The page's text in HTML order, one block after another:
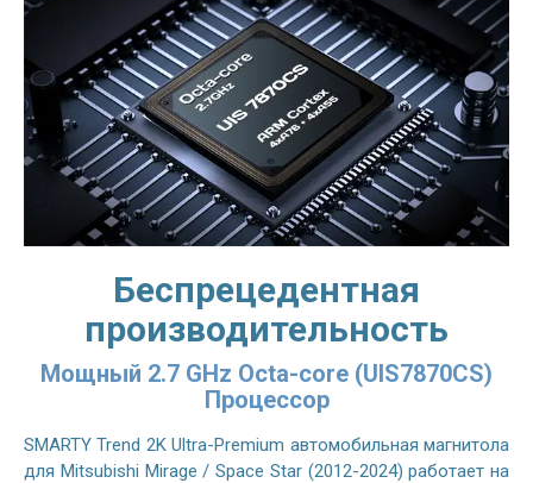
Беспрецедентная
производительность
Мощный 2.7 GHz Octa-core (UIS7870CS)
Процессор
SMARTY Trend 2K Ultra-Premium автомобильная магнитола
для Mitsubishi Mirage / Space Star (2012-2024) работает на